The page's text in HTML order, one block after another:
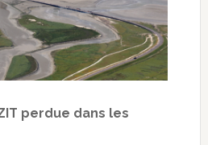
perdue dans les